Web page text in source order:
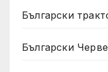
Български
Български